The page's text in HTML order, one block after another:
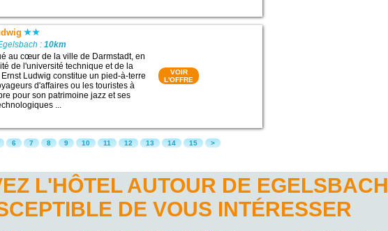
:10km
au cœur de la ville de Darmstadt, en
de l'université technique et de la
Ludwig constitue un pied-à-terre
d'affaires ou les touristes à
pour son patrimoine jazz et ses
...
VOIR
L'OFFRE
6 7 8 9 10 11 12 13 14 15 >
L'HÔTEL AUTOUR DE EGELSBACH
DE VOUS INTÉRESSER